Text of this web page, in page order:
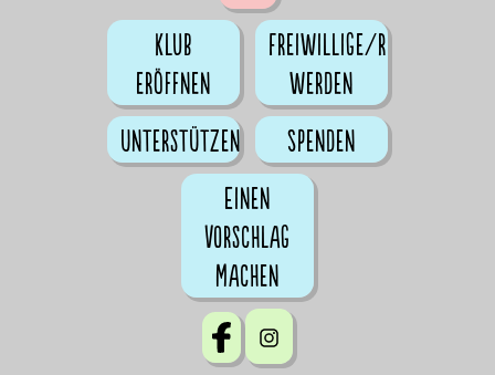
Klub
eröffnen
Freiwillige/r
werden
Unterstützen
Spenden
Einen
Vorschlag
machen